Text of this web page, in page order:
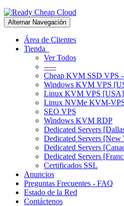
Alternar Navegación
Área de Clientes
Tienda
Ver Todos
-----
Cheap KVM SSD VPS -
Windows KVM VPS
Linux KVM VPS [USA]
Linux NVMe KVM-
SEO VPS
Windows KVM RDP
Dedicated Servers
Dedicated Servers [New
Dedicated Servers
Dedicated Servers
Certificados SSL
Anuncios
Preguntas Frecuentes - FAQ
Estado de la Red
Contáctenos